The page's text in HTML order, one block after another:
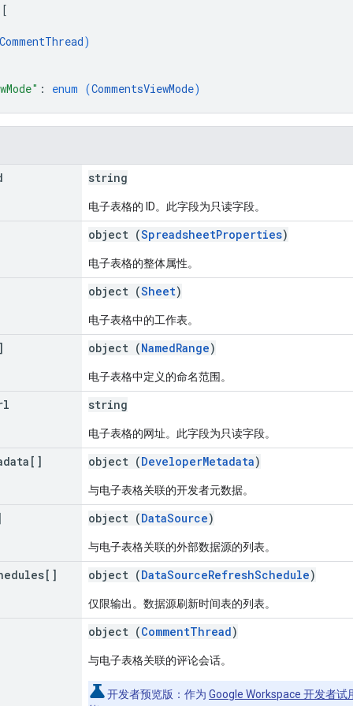
[
CommentThread)
: enum (CommentsViewMode)
string
电子表格的 ID。此字段为只读字段。
object (SpreadsheetProperties)
电子表格的整体属性。
object (Sheet)
电子表格中的工作表。
object (NamedRange)
电子表格中定义的命名范围。
string
电子表格的网址。此字段为只读字段。
object (DeveloperMetadata)
与电子表格关联的开发者元数据。
object (DataSource)
与电子表格关联的外部数据源的列表。
object (DataSourceRefreshSchedule)
仅限输出。数据源刷新时间表的列表。
object (CommentThread)
与电子表格关联的评论会话。
开发者预览版 ：作为 Google Workspace 开发者试